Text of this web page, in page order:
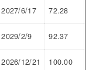
2027/6/17 72.28
2029/2/9 92.37
2026/12/21 100.00